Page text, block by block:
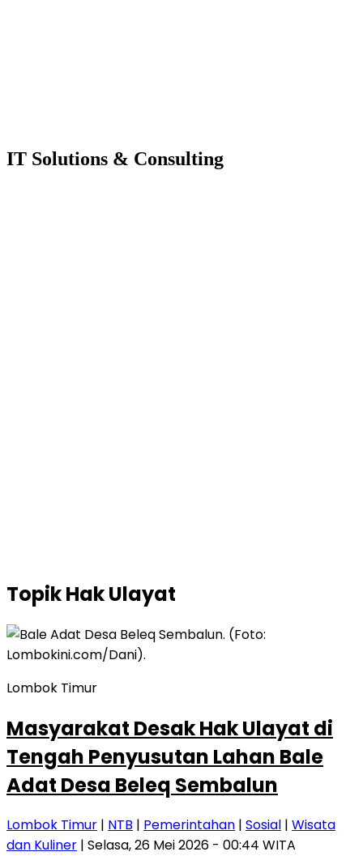
IT Solutions & Consulting
TopikHak Ulayat
Lombok Timur
Masyarakat Desak Hak Ulayat di
Tengah Penyusutan Lahan Bale
Adat Desa Beleq Sembalun
Lombok Timur | NTB | Pemerintahan | Sosial | Wisata
dan Kuliner | Selasa, 26 Mei 2026 - 00:44 WITA